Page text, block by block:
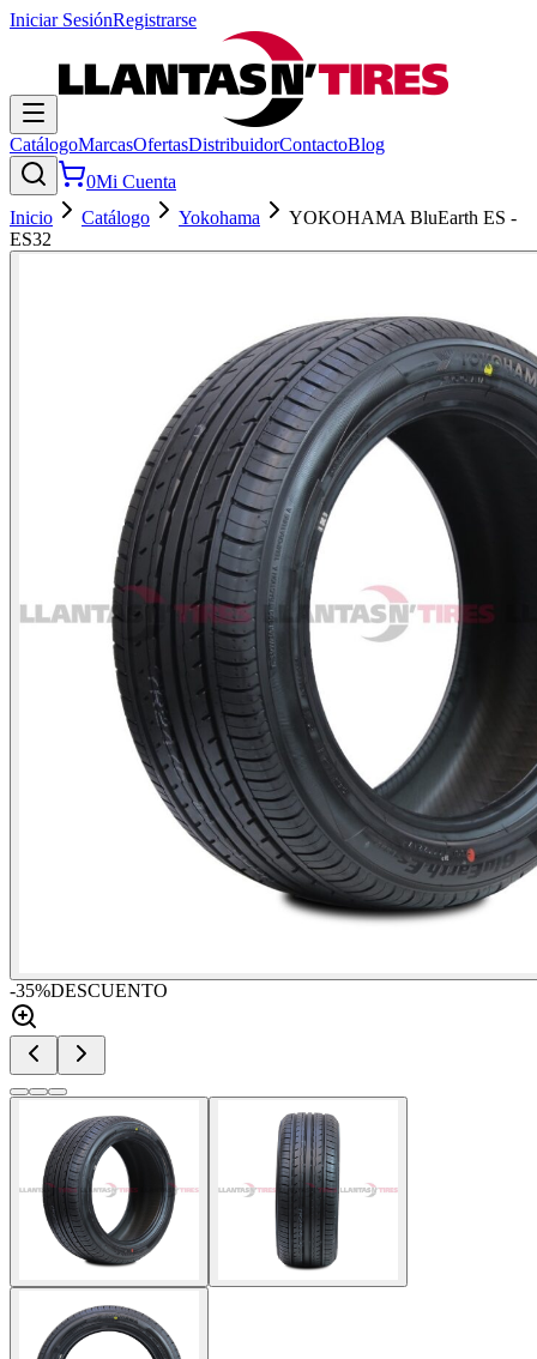
Iniciar SesiónRegistrarse
CatálogoMarcasOfertasDistribuidorContactoBlog
0Mi Cuenta
Inicio
Catálogo Yokohama
YOKOHAMA BluEarth ES -
ES32
-35%DESCUENTO